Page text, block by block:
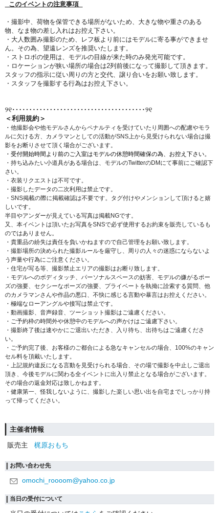
このイベントの注意事項
・撮影中、荷物を保管できる場所がないため、大きな物や重さのある
物、なま物の差し入れはお控え下さい。
・大人数囲み撮影のため、レフ板より前にはモデルに寄る事ができませ
ん。その為、望遠レンズを推奨いたします。
・ストロボの使用は、モデルの目線が来た時のみ発光可能です。
・ロケーションが狭い場所の場合は2列前後になって撮影して頂きます。
スタッフの指示に従い周りの方と交代、譲り合いをお願い致します。
・スタッフを撮影する行為はお控え下さい。
୨୧････････････････ ･･･ ･･ ･･････････････････୨୧
＜利用規約＞
・ 他撮影会や他モデルさんからペナルティを受けていたり周囲への配慮やモラ
ルに欠ける方、カメラマンとしての活動がSNS上から見受けられない場合は撮
影をお断りさせて頂く場合がございます。
・受付開始時間より前のご入室はモデルの休憩時間確保の為、お控え下さい。
・持ち込みたい小道具がある場合は、モデルのTwitterのDMにて事前にご確認下
さい。
・衣装リクエストは不可です。
・撮影したデータの二次利用は禁止です。
・SNS掲載の際に掲載確認は不要です。タグ付けやメンションして頂けると嬉
しいです。
半目やアンダーが見えている写真は掲載NGです。
又、本イベントは頂いたお写真をSNSで必ず使用するお約束を販売しているも
のではありません。
・貴重品の紛失は責任を負いかねますので自己管理をお願い致します。
・撮影場所の決められた撮影ルールを厳守し、周りの人々の迷惑にならないよ
う声量や行為にご注意ください。
・住宅が写る等、撮影禁止エリアの撮影はお断り致します。
・モデルへのボディタッチ、パーソナルスペースの妨害、モデルの嫌がるポー
ズの強要、セクシーなポーズの強要、プライベートを執拗に詮索する質問、他
のカメラマンさんや作品の悪口、不快に感じる言動や暴言はお控えください。
・極端なローアングルや接写は禁止です。
・動画撮影、音声録音、ツーショット撮影はご遠慮ください。
・ご予約枠の時間外や休憩中のモデルへの声かけはご遠慮下さい。
・撮影終了後は速やかにご退出いただき、入り待ち、出待ちはご遠慮くださ
い。
・ご予約完了後、お客様のご都合による急なキャンセルの場合、100%のキャン
セル料を頂戴いたします。
・上記規約違反になる言動を見受けられる場合、その場で撮影を中止しご退出
頂き、今後モデルに関わる全イベントに出入り禁止となる場合がございます。
その場合の返金対応は致しかねます。
・健康第一、怪我しないように、撮影した楽しい思い出を自宅までしっかり持
って帰ってください。
主催者情報
販売主
梶原おもち
お問い合わせ先
omochi_roooom@yahoo.co.jp
当日の受付について